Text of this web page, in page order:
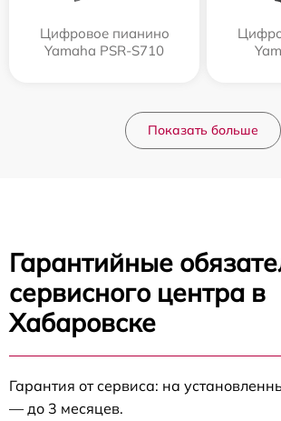
Цифровое пианино
Yamaha PSR-S710
Показать больше
Гарантийные
сервисного центра в
Хабаровске
Гарантия от сервиса: на
— до 3 месяцев.